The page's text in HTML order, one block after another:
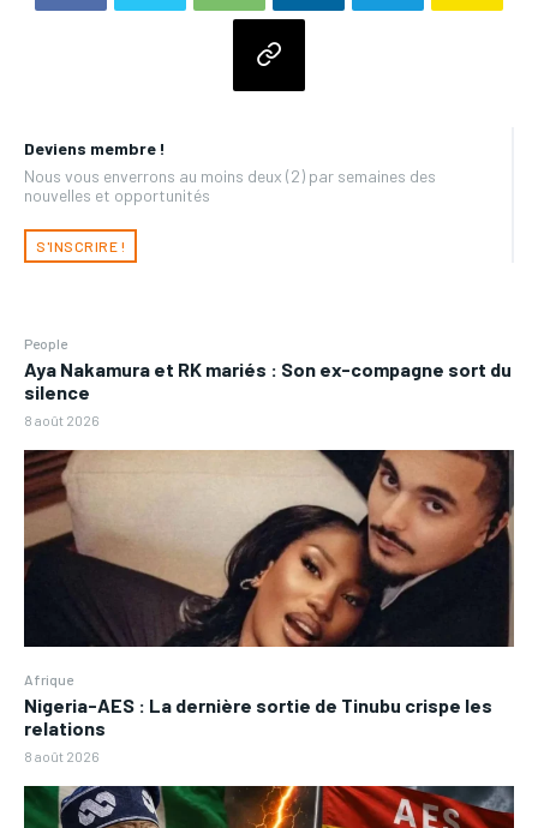
Deviens membre !
Nous vous enverrons au moins deux (2) par semaines des
nouvelles et opportunités
S'INSCRIRE !
People
Aya Nakamura et RK mariés : Son ex-compagne sort du
silence
8 août 2026
Afrique
Nigeria-AES : La dernière sortie de Tinubu crispe les
relations
8 août 2026